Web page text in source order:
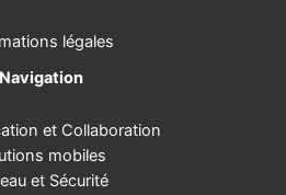
légales
Navigation
et Collaboration
mobiles
et Sécurité